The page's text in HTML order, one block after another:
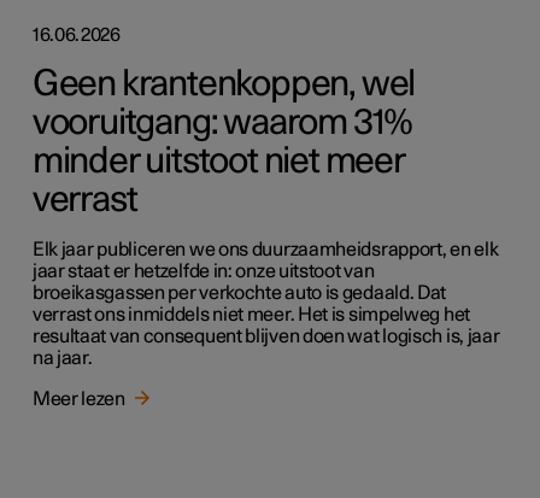
16.06.2026
Geen krantenkoppen, wel
vooruitgang: waarom 31%
minder uitstoot niet meer
verrast
Elk jaar publiceren we ons duurzaamheidsrapport, en elk
jaar staat er hetzelfde in: onze uitstoot van
broeikasgassen per verkochte auto is gedaald. Dat
verrast ons inmiddels niet meer. Het is simpelweg het
resultaat van consequent blijven doen wat logisch is, jaar
na jaar.
Meer lezen